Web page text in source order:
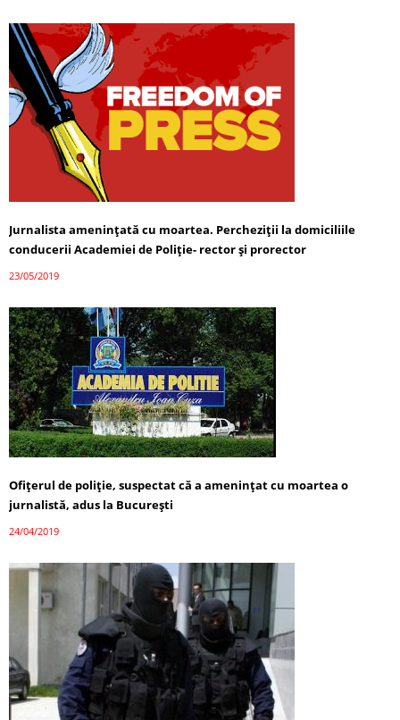
Jurnalista ameninţată cu moartea. Percheziţii la domiciliile
conducerii Academiei de Poliţie- rector şi prorector
23/05/2019
Ofiţerul de poliţie, suspectat că a ameninţat cu moartea o
jurnalistă, adus la Bucureşti
24/04/2019